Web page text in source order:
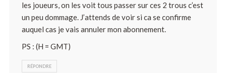
les joueurs, on les voit tous passer sur ces 2 trous c’est
un peu dommage. J’attends de voir si ca se confirme
auquel cas je vais annuler mon abonnement.
PS : (H = GMT)
RÉPONDRE